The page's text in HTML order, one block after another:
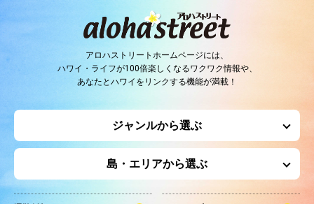
アロハストリートホームページには、
ハワイ・ライフが100倍楽しくなるワクワク情報や、
あなたとハワイをリンクする機能が満載！
ジャンルから選ぶ
島・エリアから選ぶ